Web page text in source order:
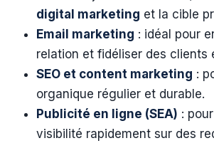
digital marketing et la cible
Email marketing : idéal pour
relation et fidéliser des clients
SEO et content marketing :
organique régulier et durable.
Publicité en ligne (SEA) :
visibilité rapidement sur des